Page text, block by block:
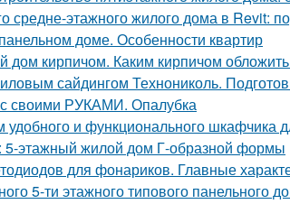
средне-этажного жилого дома в Revit:
доме. Особенности квартир
дом кирпичом. Каким кирпичом
сайдингом Технониколь.
своими РУКАМИ. Опалубка
удобного и функционального шкафчика
5-этажный жилой дом Г-образной формы
для фонариков. Главные
5-ти этажного типового панельного